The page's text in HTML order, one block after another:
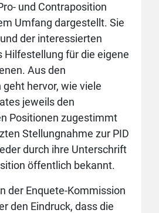
und Contraposition
Umfang dargestellt. Sie
der interessierten
Hilfestellung für die eigene
Aus den
hervor, wie viele
jeweils den
Positionen zugestimmt
Stellungnahme zur PID
durch ihre Unterschrift
öffentlich bekannt.
der Enquete-Kommission
den Eindruck, dass die